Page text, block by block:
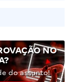
NO
do assunto!